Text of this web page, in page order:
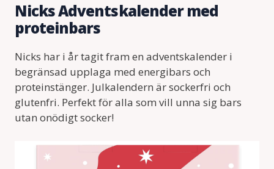
Nicks Adventskalender med
proteinbars
Nicks har i år tagit fram en adventskalender i
begränsad upplaga med energibars och
proteinstänger. Julkalendern är sockerfri och
glutenfri. Perfekt för alla som vill unna sig bars
utan onödigt socker!